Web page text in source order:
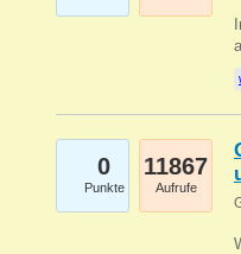
0
Punkte
11867
Aufrufe